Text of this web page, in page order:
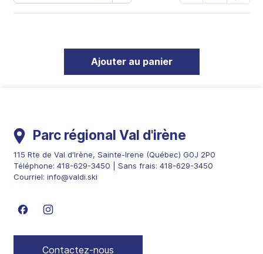
Ajouter au panier
Parc régional Val d'irène
115 Rte de Val d'Irène, Sainte-Irene (Québec) G0J 2P0
Téléphone: 418-629-3450 | Sans frais: 418-629-3450
Courriel: info@valdi.ski
Suivez nous sur Facebook
Suivez nous sur Instagram
Contactez-nous